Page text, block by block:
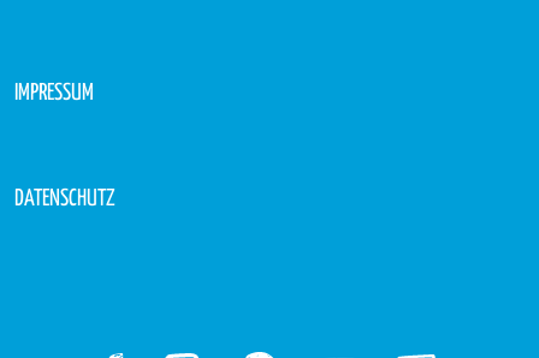
IMPRESSUM
DATENSCHUTZ